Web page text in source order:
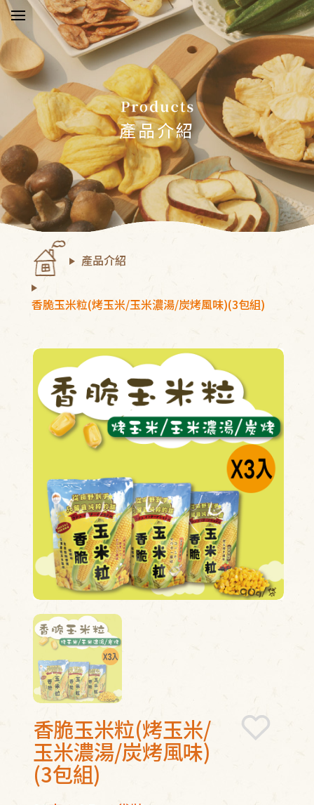
五桔
消息
介紹
報告
須知
我們
中心
官方帳號
產品介紹
產品介紹
香脆玉米粒(烤玉米/玉米濃湯/炭烤風味)(3包組)
香脆玉米粒(烤玉米/
玉米濃湯/炭烤風味)
(3包組)